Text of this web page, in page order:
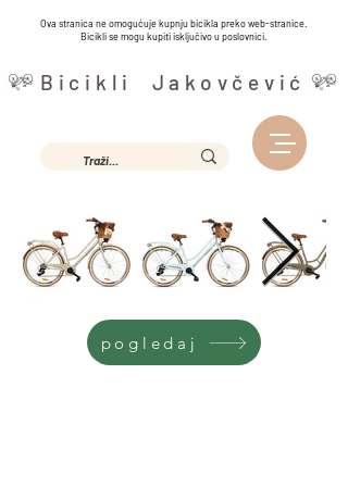
Ova stranica ne omogućuje kupnju bicikla preko web-stranice.
Bicikli se mogu kupiti isključivo u poslovnici.
Bicikli Jakovčević
pogledaj